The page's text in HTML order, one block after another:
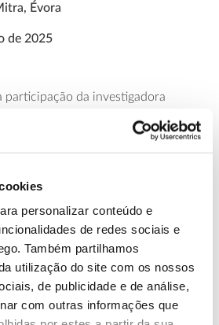
personalizar conteúdo e
de redes sociais e
Também partilhamos
utilização do site com os nossos
de publicidade e de análise,
com outras informações que
Évora
de 2025
participação da investigadora
da aptidão do sobreiro. A
mas é necessária inscrição.
de outras espécies em risco: